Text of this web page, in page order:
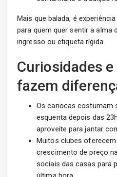
Mais que balada, é
para quem quer sentir a alma
ingresso ou etiqueta rígida.
Curiosidades
fazem
Os cariocas costumam
esquenta depois das
aproveite para jantar
Muitos clubes
crescimento de preço
sociais das casas para